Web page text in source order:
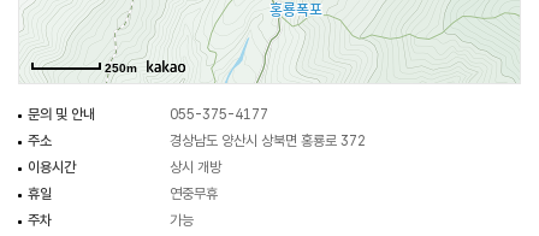
등이 있고, 폭포 옆에 옥당이 있다.
250m
문의 및 안내
055-375-4177
주소
경상남도 양산시 상북면 홍룡로 372
이용시간
상시 개방
휴일
연중무휴
주차
가능